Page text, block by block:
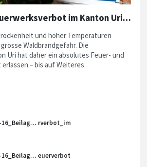
Feuer- und Feuerwerksverbot im Kanton Uri – ab sofort in Kraft
und hoher Temperaturen
Waldbrandgefahr. Die
Uri hat daher ein absolutes Feuer- und
– bis auf Weiteres